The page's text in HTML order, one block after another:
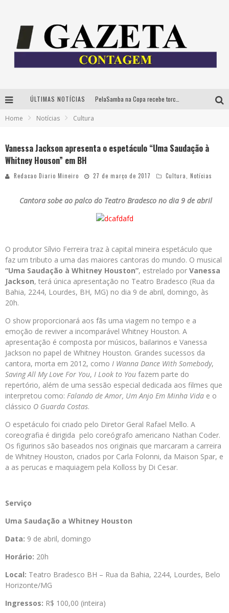
ÚLTIMAS NOTÍCIAS
Home Notícias Cultura
Vanessa Jackson apresenta o espetáculo “Uma Saudação à
Whitney Houson” em BH
Redacao Diario Mineiro 27 de março de 2017 Cultura Notícias
Cantora sobe ao palco do Teatro Bradesco no dia 9 de abril
O produtor Sílvio Ferreira traz à capital mineira espetáculo que
faz um tributo a uma das maiores cantoras do mundo. O musical
“Uma Saudação à Whitney Houston”, estrelado por Vanessa
Jackson, terá única apresentação no Teatro Bradesco (Rua da
Bahia, 2244, Lourdes, BH, MG) no dia 9 de abril, domingo, às
20h.
O show proporcionará aos fãs uma viagem no tempo e a
emoção de reviver a incomparável Whitney Houston. A
apresentação é composta por músicos, bailarinos e Vanessa
Jackson no papel de Whitney Houston. Grandes sucessos da
cantora, morta em 2012, como I Wanna Dance With Somebody,
Saving All My Love For You, I Look to You fazem parte do
repertório, além de uma sessão especial dedicada aos filmes que
interpretou como: Falando de Amor, Um Anjo Em Minha Vida e o
clássico O Guarda Costas.
O espetáculo foi criado pelo Diretor Geral Rafael Mello. A
coreografia é dirigida pelo coreógrafo americano Nathan Coder.
Os figurinos são baseados nos originais que marcaram a carreira
de Whitney Houston, criados por Carla Folonni, da Maison Spar, e
a as perucas e maquiagem pela Kolloss by Di Cesar.
Serviço
Uma Saudação a Whitney Houston
Data: 9 de abril, domingo
Horário: 20h
Local: Teatro Bradesco BH – Rua da Bahia, 2244, Lourdes, Belo
Horizonte/MG
Ingressos: R$ 100,00 (inteira)